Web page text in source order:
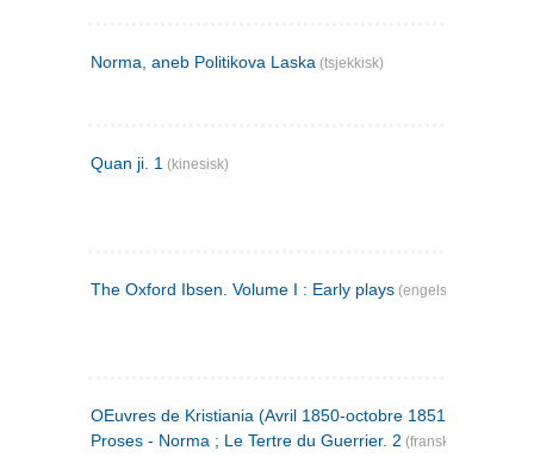
Norma, aneb Politikova Laska (tsjekkisk)
Quan ji. 1 (kinesisk)
The Oxford Ibsen. Volume I : Early plays (engelsk)
OEuvres de Kristiania (Avril 1850-octobre 1851) : Poèmes
Proses - Norma ; Le Tertre du Guerrier. 2 (fransk)